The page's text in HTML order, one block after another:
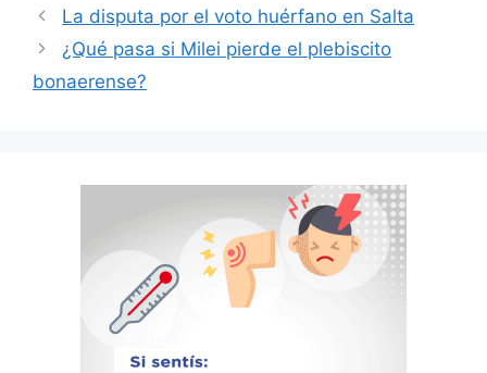
La disputa por el voto huérfano en Salta
¿Qué pasa si Milei pierde el plebiscito
bonaerense?